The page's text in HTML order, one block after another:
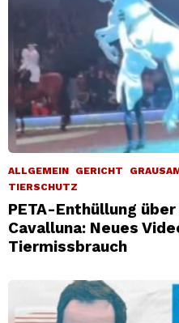
ALLGEMEIN GERICHT
TIERSCHUTZ
PETA-Enthüllung
Cavalluna: Neues
Tiermissbrauch